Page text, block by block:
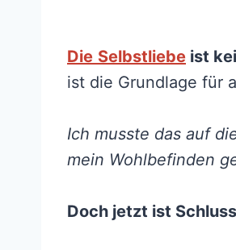
Die Selbstliebe ist
ist die Grundlage für
Ich musste das auf
mein Wohlbefinden
Doch jetzt ist